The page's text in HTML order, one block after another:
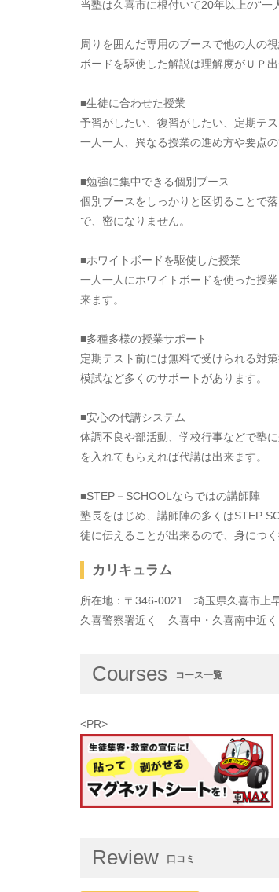
当塾は久喜市に根付いて20年以上の“一
周りを囲んだ専用のブースで他の人の
ボードを駆使した解説は理解度がＵＰ出
■生徒に合わせた授業
予習がしたい、復習がしたい、定期テ
一人一人、異なる授業の進め方や要点
■勉強に集中できる個別ブース
個別ブースをしっかりと区切ることで
で、密になりません。
■ホワイトボードを駆使した授業
一人一人にホワイトボードを使った授
来ます。
■多種多様の授業サポート
定期テスト前には無料で受けられる対
模試など多くのサポートがあります。
■安心の代講システム
体調不良や部活動、学校行事などで塾
を入れてもらえれば代講は出来ます。
■STEP－SCHOOLならではの講師陣
塾長をはじめ、講師陣の多くはSTEP
徒に伝えることが出来るので、身につく
カリキュラム
所在地：〒346-0021 埼玉県久喜市上
久喜警察署近く 久喜中・久喜南中近
Courses コース一覧
<PR>
Review 口コミ